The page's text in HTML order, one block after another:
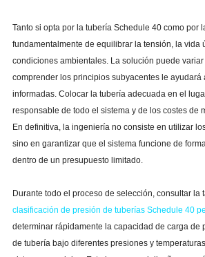
Tanto si opta por la tubería Schedule 40 como por
fundamentalmente de equilibrar la tensión, la vida
condiciones ambientales. La solución puede
comprender los principios subyacentes le ayudará
informadas. Colocar la tubería adecuada en el
responsable de todo el sistema y de los costes de
En definitiva, la ingeniería no consiste en utilizar
sino en garantizar que el sistema funcione de
dentro de un presupuesto limitado.
Durante todo el proceso de selección, consultar la
clasificación de presión de tuberías Schedule 40
determinar rápidamente la capacidad de carga de
de tubería bajo diferentes presiones y